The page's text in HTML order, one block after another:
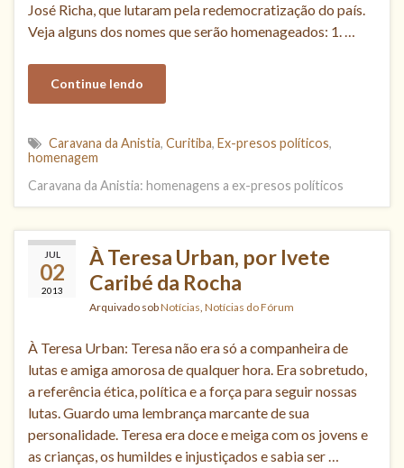
José Richa, que lutaram pela redemocratização do país.
Veja alguns dos nomes que serão homenageados: 1. …
Continue lendo
Caravana da Anistia, Curitiba, Ex-presos políticos,
homenagem
Caravana da Anistia: homenagens a ex-presos políticos
JUL
02
2013
À Teresa Urban, por Ivete
Caribé da Rocha
Arquivado sobNotícias, Notícias do Fórum
À Teresa Urban: Teresa não era só a companheira de
lutas e amiga amorosa de qualquer hora. Era sobretudo,
a referência ética, política e a força para seguir nossas
lutas. Guardo uma lembrança marcante de sua
personalidade. Teresa era doce e meiga com os jovens e
as crianças, os humildes e injustiçados e sabia ser …